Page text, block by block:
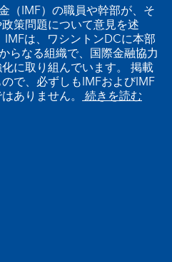
（IMF）の職員や幹部が、そ
策問題について意見を述
は、ワシントンDCに本部
らなる組織で、国際金融協力
に取り組んでいます。 掲載
で、必ずしもIMFおよびIMF
ありません。 続きを読む